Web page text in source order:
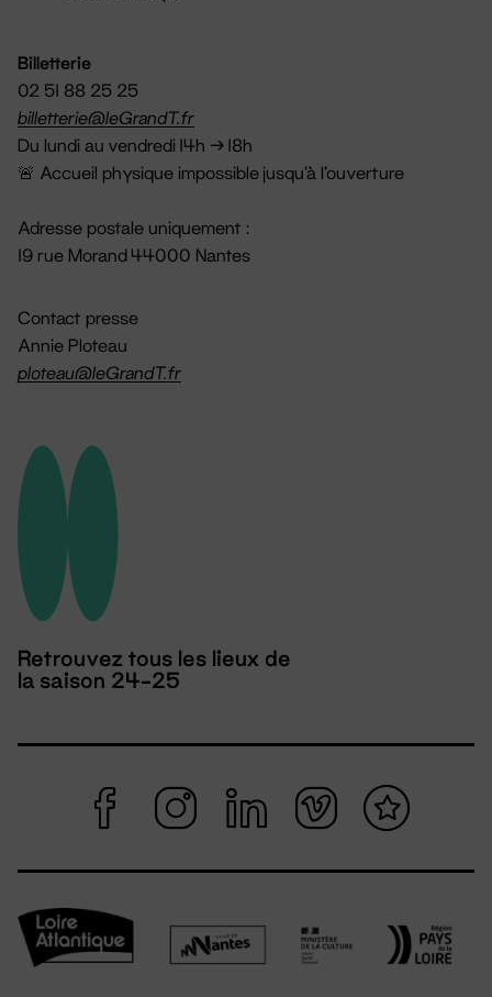
Billetterie
02 51 88 25 25
billetterie@leGrandT.fr
Du lundi au vendredi 14h → 18h
🚨 Accueil physique impossible jusqu'à l'ouverture
Adresse postale uniquement :
19 rue Morand 44000 Nantes
Contact presse
Annie Ploteau
ploteau@leGrandT.fr
Retrouvez tous les lieux de
la saison 24-25